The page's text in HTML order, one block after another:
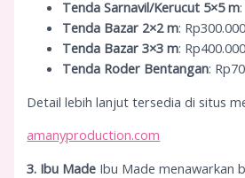
Tenda Sarnavil/Kerucut 5×5 m
Tenda Bazar 2×2 m: Rp300.000
Tenda Bazar 3×3 m: Rp400.000
Tenda Roder Bentangan:
Detail lebih lanjut tersedia di situs
amanyproduction.com
3. Ibu Made Ibu Made menawarkan